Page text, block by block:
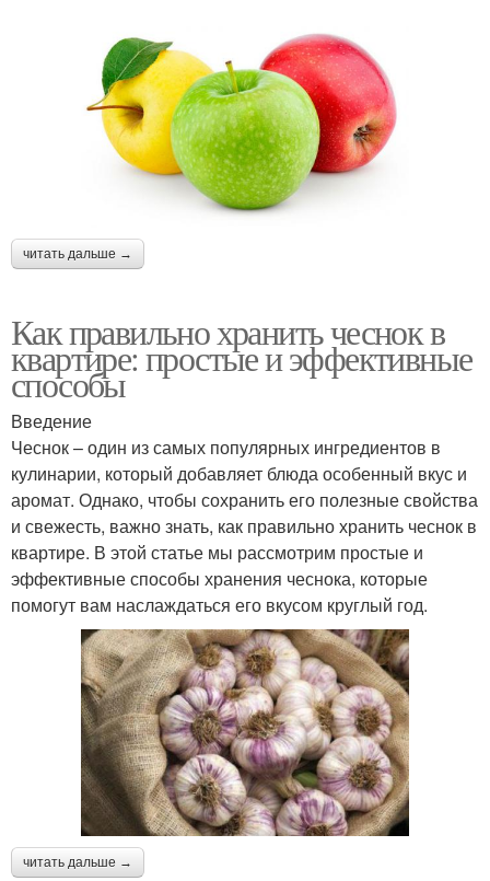
читать дальше →
Как правильно хранить чеснок в
квартире: простые и эффективные
способы
Введение
Чеснок – один из самых популярных ингредиентов в
кулинарии, который добавляет блюда особенный вкус и
аромат. Однако, чтобы сохранить его полезные свойства
и свежесть, важно знать, как правильно хранить чеснок в
квартире. В этой статье мы рассмотрим простые и
эффективные способы хранения чеснока, которые
помогут вам наслаждаться его вкусом круглый год.
читать дальше →